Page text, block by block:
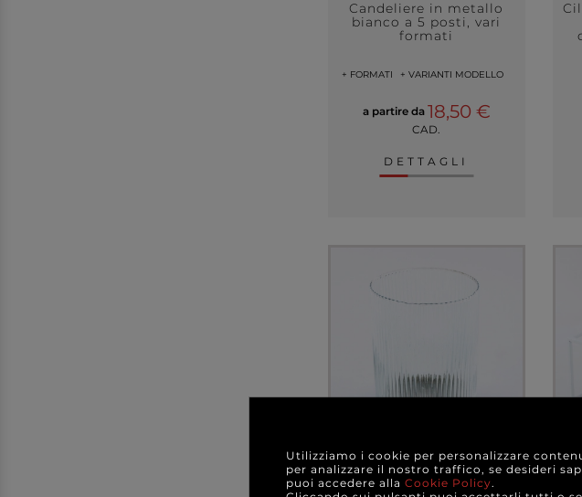
Candeliere in metallo
bianco a 5 posti, vari
formati
+ FORMATI + VARIANTI MODELLO
a partire da 18,50 €
CAD.
DETTAGLI
Portacandela in vetro
trasparente e metallo,
varie dimensioni
4
Utilizziamo i cookie per personalizzare
per analizzare il nostro traffico, se desideri
puoi accedere alla Cookie Policy.